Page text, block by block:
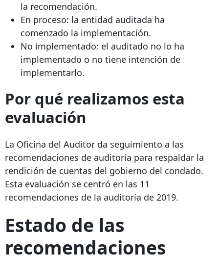
la recomendación.
En proceso: la entidad auditada ha
comenzado la implementación.
No implementado: el auditado no lo ha
implementado o no tiene intención de
implementarlo.
Por qué realizamos esta
evaluación
La Oficina del Auditor da seguimiento a las
recomendaciones de auditoría para respaldar la
rendición de cuentas del gobierno del condado.
Esta evaluación se centró en las 11
recomendaciones de la auditoría de 2019.
Estado de las
recomendaciones